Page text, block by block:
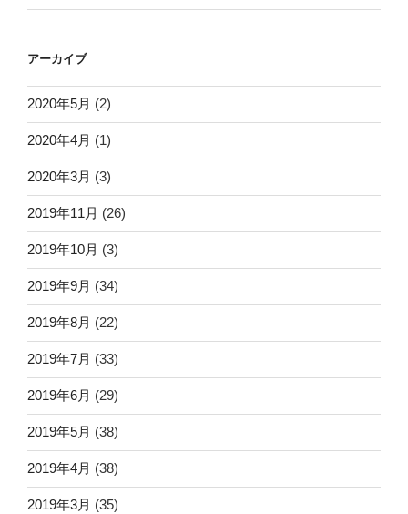
アーカイブ
2020年5月 (2)
2020年4月 (1)
2020年3月 (3)
2019年11月 (26)
2019年10月 (3)
2019年9月 (34)
2019年8月 (22)
2019年7月 (33)
2019年6月 (29)
2019年5月 (38)
2019年4月 (38)
2019年3月 (35)